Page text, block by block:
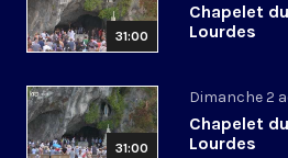
31:00
Chapelet
Lourdes
31:00
Dimanche 2
Chapelet
Lourdes